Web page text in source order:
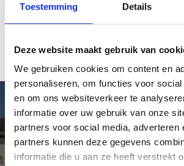
Toestemming Details
Deze website maakt gebruik van
We gebruiken cookies om content en
personaliseren, om functies voor
en om ons websiteverkeer te
informatie over uw gebruik van onze
partners voor social media, adverteren
partners kunnen deze gegevens
informatie die u aan ze heeft verstrekt
naburige regio’s van het Oostenrijkse
of het Zwitserse St. Moritz (op
Panoramastraße bereik je in de
bekend thermaal en
Dag-ticket nationale park
Engadin